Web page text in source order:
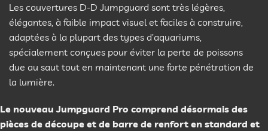
Les couvertures D-D Jumpguard sont très légères,
élégantes, à faible impact visuel et faciles à construire,
adaptées à la plupart des types d’aquariums,
spécialement conçues pour éviter la perte de poissons
due au saut tout en maintenant une forte pénétration de
la lumière.
Le nouveau Jumpguard Pro comprend désormais des
pièces de découpe et de barre de renfort en standard et